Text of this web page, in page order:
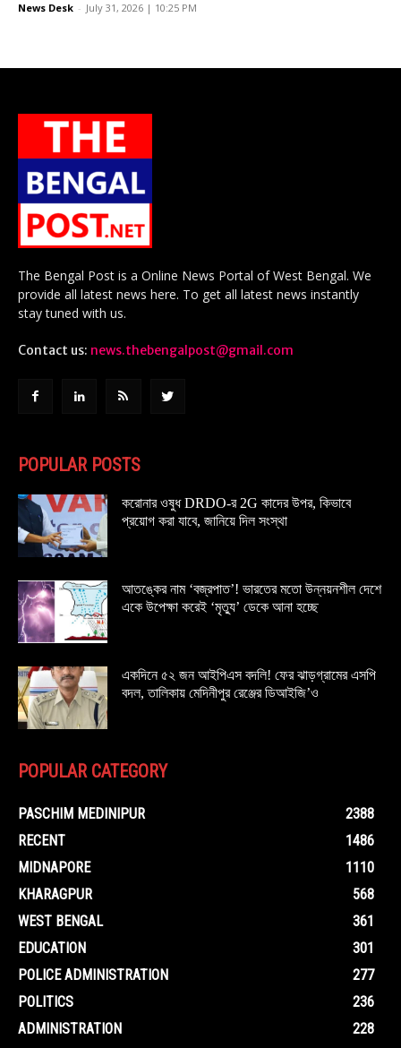
News Desk - July 31, 2026 | 10:25 PM
The Bengal Post is a Online News Portal of West Bengal. We
provide all latest news here. To get all latest news instantly
stay tuned with us.
Contact us: news.thebengalpost@gmail.com
POPULAR POSTS
করোনার ওষুধ DRDO-র 2G কাদের উপর, কিভাবে
প্রয়োগ করা যাবে, জানিয়ে দিল সংস্থা
আতঙ্কের নাম ‘বজ্রপাত’! ভারতের মতো উন্নয়নশীল দেশে
একে উপেক্ষা করেই ‘মৃত্যু’ ডেকে আনা হচ্ছে
একদিনে ৫২ জন আইপিএস বদলি! ফের ঝাড়গ্রামের এসপি
বদল, তালিকায় মেদিনীপুর রেঞ্জের ডিআইজি’ও
POPULAR CATEGORY
PASCHIM MEDINIPUR
2388
RECENT
1486
MIDNAPORE
1110
KHARAGPUR
568
WEST BENGAL
361
EDUCATION
301
POLICE ADMINISTRATION
277
POLITICS
236
ADMINISTRATION
228